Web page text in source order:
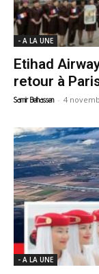
- A LA UNE
Etihad
retour à
Samir Belhassen - 4
- A LA UNE